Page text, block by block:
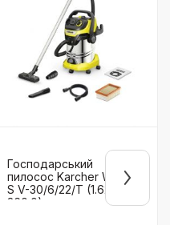
Господарський
пилосос Karcher WD 6 P
S V-30/6/22/T (1.628-
360.0)